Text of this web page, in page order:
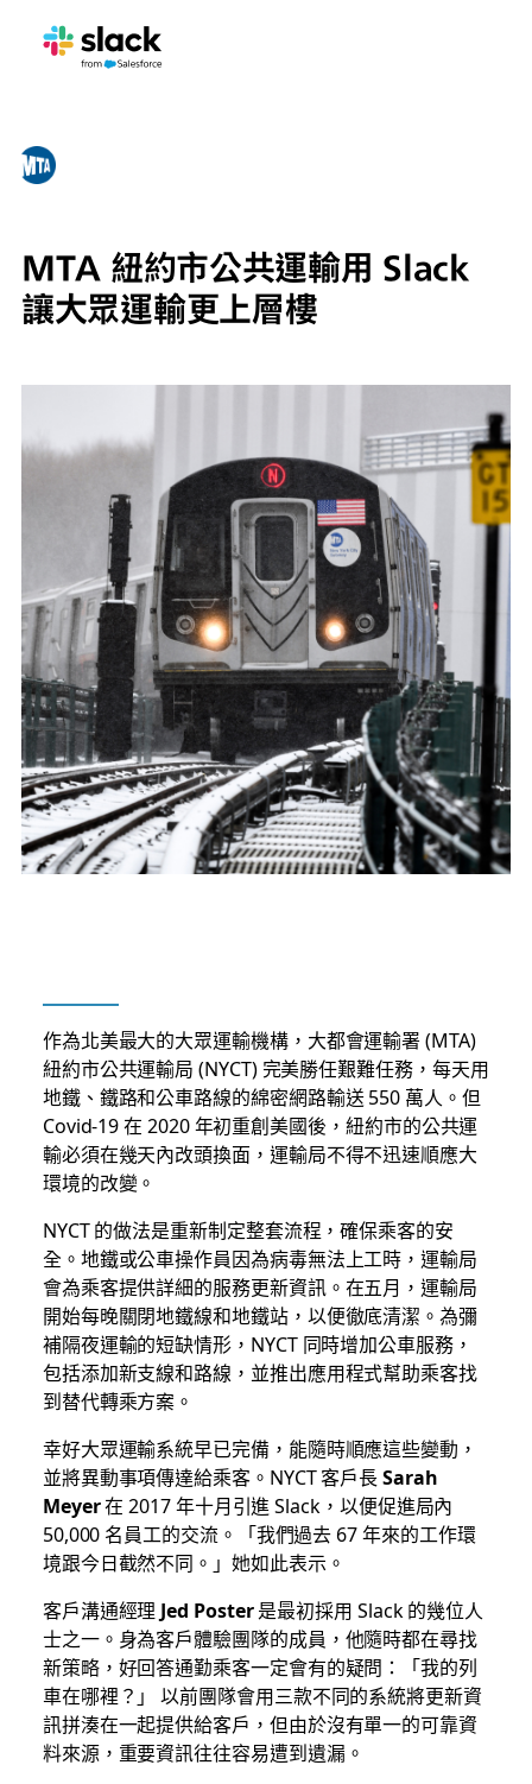
MTA 紐約市公共運輸用 Slack
讓大眾運輸更上層樓
作為北美最大的大眾運輸機構，大都會運輸署 (MTA)
紐約市公共運輸局 (NYCT) 完美勝任艱難任務，每天用
地鐵、鐵路和公車路線的綿密網路輸送 550 萬人。但
Covid-19 在 2020 年初重創美國後，紐約市的公共運
輸必須在幾天內改頭換面，運輸局不得不迅速順應大
環境的改變。
NYCT 的做法是重新制定整套流程，確保乘客的安
全。地鐵或公車操作員因為病毒無法上工時，運輸局
會為乘客提供詳細的服務更新資訊。在五月，運輸局
開始每晚關閉地鐵線和地鐵站，以便徹底清潔。為彌
補隔夜運輸的短缺情形，NYCT 同時增加公車服務，
包括添加新支線和路線，並推出應用程式幫助乘客找
到替代轉乘方案。
幸好大眾運輸系統早已完備，能隨時順應這些變動，
並將異動事項傳達給乘客。NYCT 客戶長Sarah
Meyer在 2017 年十月引進 Slack，以便促進局內
50,000 名員工的交流。「我們過去 67 年來的工作環
境跟今日截然不同。」她如此表示。
客戶溝通經理 Jed Poster是最初採用 Slack 的幾位人
士之一。身為客戶體驗團隊的成員，他隨時都在尋找
新策略，好回答通勤乘客一定會有的疑問：「我的列
車在哪裡？」 以前團隊會用三款不同的系統將更新資
訊拼湊在一起提供給客戶，但由於沒有單一的可靠資
料來源，重要資訊往往容易遭到遺漏。